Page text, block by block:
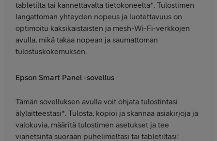
tabletilta tai kannettavalta tietokoneelta*. Tulostimen
langattoman yhteyden nopeus ja luotettavuus on
optimoitu kaksikaistaisten ja mesh-Wi-Fi-verkkojen
avulla, mikä takaa nopean ja saumattoman
tulostuskokemuksen.
Epson Smart Panel -sovellus
Tämän sovelluksen avulla voit ohjata tulostintasi
älylaitteestasi*. Tulosta, kopioi ja skannaa asiakirjoja ja
valokuvia, määritä tulostimen asetukset ja tee
vianetsintä suoraan puhelimeltasi tai tabletiltasi!